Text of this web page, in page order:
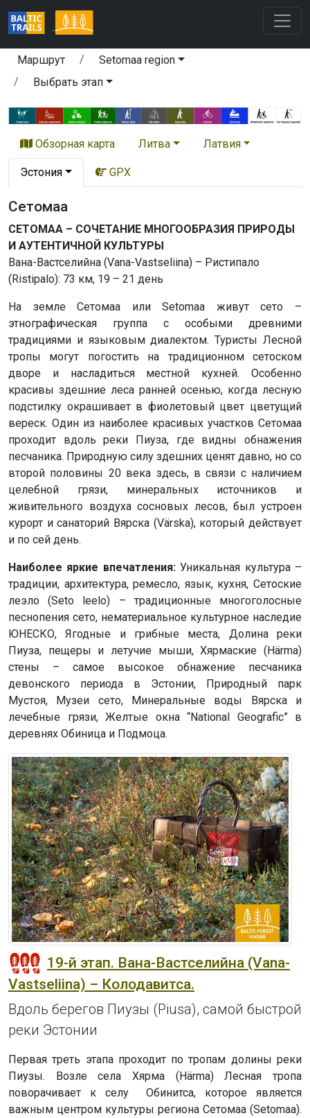
Маршрут
Setomaa region
Выбрать этап
Обзорная карта Литва Латвия
Эстония GPX
Сетомаа
СЕТОМАА – СОЧЕТАНИЕ МНОГООБРАЗИЯ ПРИРОДЫ
И АУТЕНТИЧНОЙ КУЛЬТУРЫ
Вана-Вастселийна (Vana-Vastseliina) – Ристипало
(Ristipalo): 73 км, 19 – 21 день
На земле Сетомаа или Setomaa живут сето –
этнографическая группа с особыми древними
традициями и языковым диалектом. Туристы Лесной
тропы могут погостить на традиционном сетоском
дворе и насладиться местной кухней. Особенно
красивы здешние леса ранней осенью, когда лесную
подстилку окрашивает в фиолетовый цвет цветущий
вереск. Один из наиболее красивых участков Сетомаа
проходит вдоль реки Пиуза, где видны обнажения
песчаника. Природную силу здешних ценят давно, но со
второй половины 20 века здесь, в связи с наличием
целебной грязи, минеральных источников и
живительного воздуха сосновых лесов, был устроен
курорт и санаторий Вярска (Värska), который действует
и по сей день.
Наиболее яркие впечатления:Уникальная культура –
традиции, архитектура, ремесло, язык, кухня, Сетоские
леэло (Seto leelo) – традиционные многоголосные
песнопения сето, нематериальное культурное наследие
ЮНЕСКО, Ягодные и грибные места, Долина реки
Пиуза, пещеры и летучие мыши, Хярмаские (Härma)
стены – самое высокое обнажение песчаника
девонского периода в Эстонии, Природный парк
Мустоя, Музеи сето, Минеральные воды Вярска и
лечебные грязи, Желтые окна “National Geografic” в
деревнях Обиница и Подмоца.
19-й этап. Вана-Вастселийна (Vana-
Vastseliina) – Колодавитса.
Вдоль берегов Пиузы (Piusa), самой быстрой
реки Эстонии
Первая треть этапа проходит по тропам долины реки
Пиузы. Возле села Хярма (Härma) Лесная тропа
поворачивает к селу Обинитса, которое является
важным центром культуры региона Сетомаа (Setomaa).